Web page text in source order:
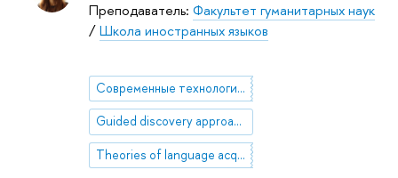
Преподаватель: Факультет гуманитарных наук
/Школа иностранных языков
Современные технологии в преподавании иностранных языков
Guided discovery approach
Theories of language acquisition